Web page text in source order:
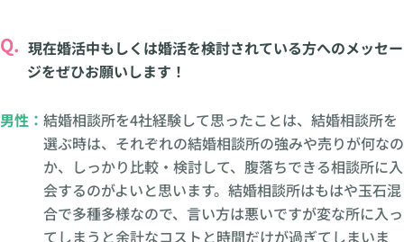
Q. 現在婚活中もしくは婚活を検討されている方へのメッセー
ジをぜひお願いします！
男性： 結婚相談所を4社経験して思ったことは、結婚相談所を
選ぶ時は、それぞれの結婚相談所の強みや売りが何なの
か、しっかり比較・検討して、腹落ちできる相談所に入
会するのがよいと思います。結婚相談所はもはや玉石混
合で多種多様なので、言い方は悪いですが変な所に入っ
てしまうと余計なコストと時間だけが過ぎてしまいま